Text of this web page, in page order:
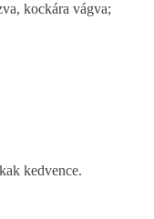
kockára vágva;